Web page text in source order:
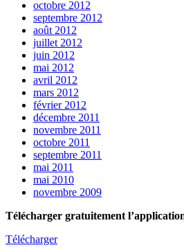
octobre 2012
septembre 2012
août 2012
juillet 2012
juin 2012
mai 2012
avril 2012
mars 2012
février 2012
décembre 2011
novembre 2011
octobre 2011
septembre 2011
mai 2011
mai 2010
novembre 2009
Télécharger gratuitement
Télécharger